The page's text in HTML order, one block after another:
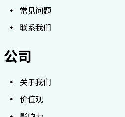
常见问题
联系我们
公司
关于我们
价值观